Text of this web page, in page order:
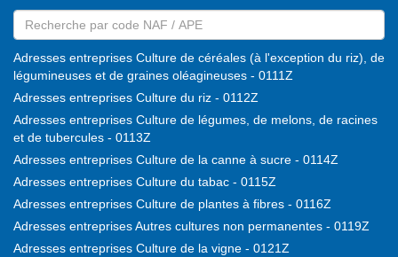
Adresses entreprises Culture de céréales (à l'exception du riz), de
légumineuses et de graines oléagineuses - 0111Z
Adresses entreprises Culture du riz - 0112Z
Adresses entreprises Culture de légumes, de melons, de racines
et de tubercules - 0113Z
Adresses entreprises Culture de la canne à sucre - 0114Z
Adresses entreprises Culture du tabac - 0115Z
Adresses entreprises Culture de plantes à fibres - 0116Z
Adresses entreprises Autres cultures non permanentes - 0119Z
Adresses entreprises Culture de la vigne - 0121Z